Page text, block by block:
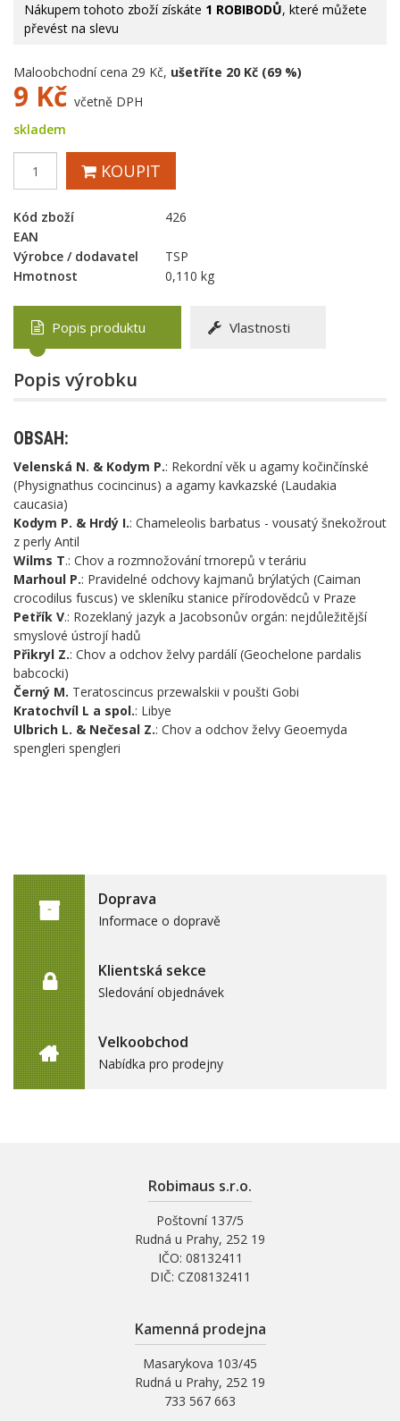
Nákupem tohoto zboží získáte 1 ROBIBODŮ, které můžete
převést na slevu
Maloobchodní cena 29 Kč, ušetříte 20 Kč (69 %)
9 Kč včetně DPH
skladem
KOUPIT
Kód zboží
426
EAN
Výrobce / dodavatel
TSP
Hmotnost
0,110 kg
Popis produktu Vlastnosti
Popis výrobku
OBSAH:
Velenská N. & Kodym P.: Rekordní věk u agamy kočinčínské
(Physignathus cocincinus) a agamy kavkazské (Laudakia
caucasia)
Kodym P. & Hrdý I.: Chameleolis barbatus - vousatý šnekožrout
z perly Antil
Wilms T.: Chov a rozmnožování trnorepů v teráriu
Marhoul P.: Pravidelné odchovy kajmanů brýlatých (Caiman
crocodilus fuscus) ve skleníku stanice přírodovědců v Praze
Petřík V.: Rozeklaný jazyk a Jacobsonův orgán: nejdůležitější
smyslové ústrojí hadů
Přikryl Z.: Chov a odchov želvy pardálí (Geochelone pardalis
babcocki)
Černý M. Teratoscincus przewalskii v poušti Gobi
Kratochvíl L a spol.: Libye
Ulbrich L. & Nečesal Z.: Chov a odchov želvy Geoemyda
spengleri spengleri
Doprava
Informace o dopravě
Klientská sekce
Sledování objednávek
Velkoobchod
Nabídka pro prodejny
Robimaus s.r.o.
Poštovní 137/5
Rudná u Prahy, 252 19
IČO: 08132411
DIČ: CZ08132411
Kamenná prodejna
Masarykova 103/45
Rudná u Prahy, 252 19
733 567 663